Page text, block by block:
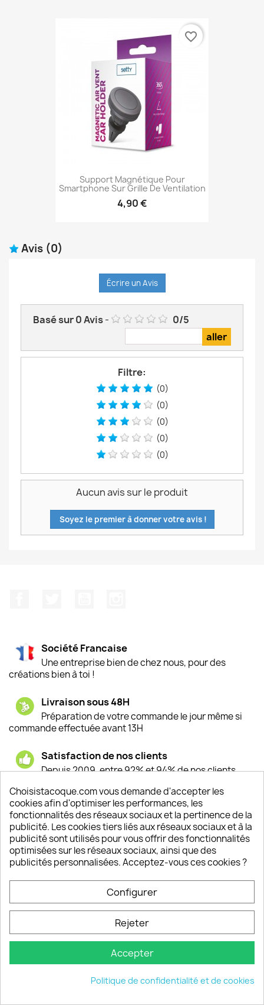
Support Magnétique Pour
Smartphone Sur Grille De Ventilation
4,90 €
favorite_border
Avis (0)
Écrire un Avis
Basé sur0Avis- 0/5
Filtre:
(0)
(0)
(0)
(0)
(0)
Aucun avis sur le produit
Soyez le premier à donner votre avis !
Société Francaise
Une entreprise bien de chez nous, pour des
créations bien à toi !
Livraison sous 48H
Préparation de votre commande le jour même si
commande effectuée avant 13H
Satisfaction de nos clients
Depuis 2009, entre 92% et 94% de nos clients
Un SAV à votre écoute
Notre SAV est disponible 6/7J de 10h à 18H
INFORMATIONS 
VOTRE COMPTE 
INFORMATIONS keyboard_arrow_down
© 2026 - choisistacoque.com
Choisistacoque.com vous demande d'accepter les
cookies afin d'optimiser les performances, les
fonctionnalités des réseaux sociaux et la pertinence de la
publicité. Les cookies tiers liés aux réseaux sociaux et à la
publicité sont utilisés pour vous offrir des fonctionnalités
optimisées sur les réseaux sociaux, ainsi que des
publicités personnalisées. Acceptez-vous ces cookies ?
Configurer
Rejeter
Accepter
Politique de confidentialité et de cookies